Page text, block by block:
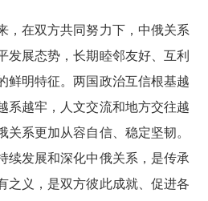
，在双方共同努力下，中俄关系
发展态势，长期睦邻友好、互利
鲜明特征。两国政治互信根基越
系越牢，人文交流和地方交往越
关系更加从容自信、稳定坚韧。
续发展和深化中俄关系，是传承
之义，是双方彼此成就、促进各